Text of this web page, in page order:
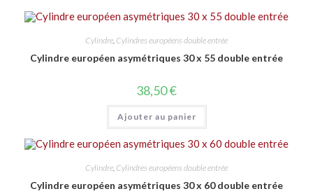
Cylindre, Cylindres européens double entrée
Cylindre européen asymétriques 30 x 55 double entrée
38,50€
Ajouter au panier
Cylindre, Cylindres européens double entrée
Cylindre européen asymétriques 30 x 60 double entrée